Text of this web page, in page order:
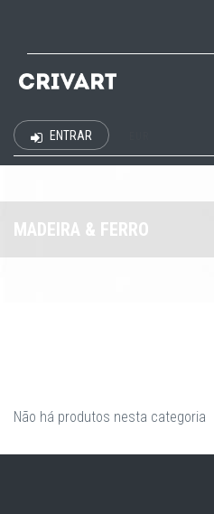
ENTRAR
MADEIRA & FERRO
Não há produtos nesta categoria